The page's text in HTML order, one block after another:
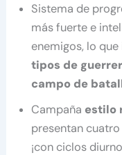
Sistema de
más fuerte e
enemigos, lo
tipos de
campo de
Campaña estilo
presentan
¡con ciclos